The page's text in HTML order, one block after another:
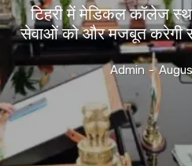
टिहरी में मेडिकल कॉलेज
सेवाओं को और मजबूत करेगी
Admin -